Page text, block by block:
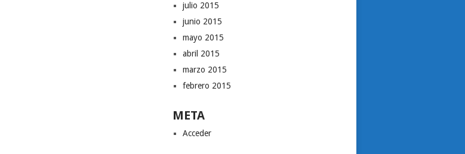
julio 2015
junio 2015
mayo 2015
abril 2015
marzo 2015
febrero 2015
META
Acceder